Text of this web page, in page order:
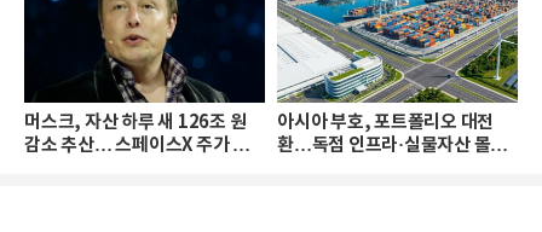
머스크, 자산 하루 새 126조 원
감소 추산… 스페이스X 주가 하
아시아 부호, 포트폴리오 대전
환…독점 인프라·실물자산 몰린